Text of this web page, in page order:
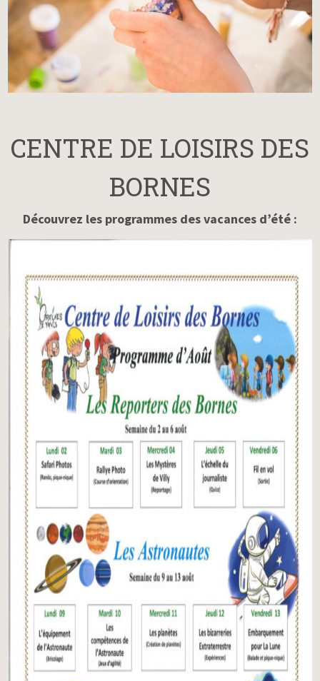
CENTRE DE LOISIRS DES
BORNES
Découvrez les programmes des vacances d’été :